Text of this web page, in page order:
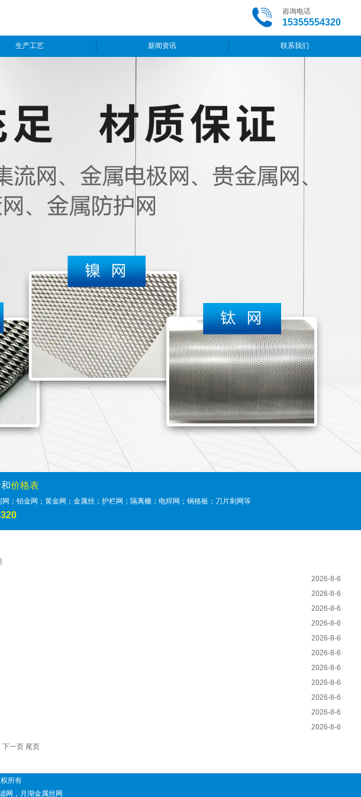
咨询电话
15355554320
生产工艺 新闻资讯 联系我们
和价格表
；铂金网；黄金网；金属丝；护栏网；隔离栅；电焊网；钢格板；刀片刺网等
2026-8-6
2026-8-6
2026-8-6
2026-8-6
2026-8-6
2026-8-6
2026-8-6
2026-8-6
2026-8-6
2026-8-6
2026-8-6
下一页 尾页
所有
网 ， 月湖金属丝网